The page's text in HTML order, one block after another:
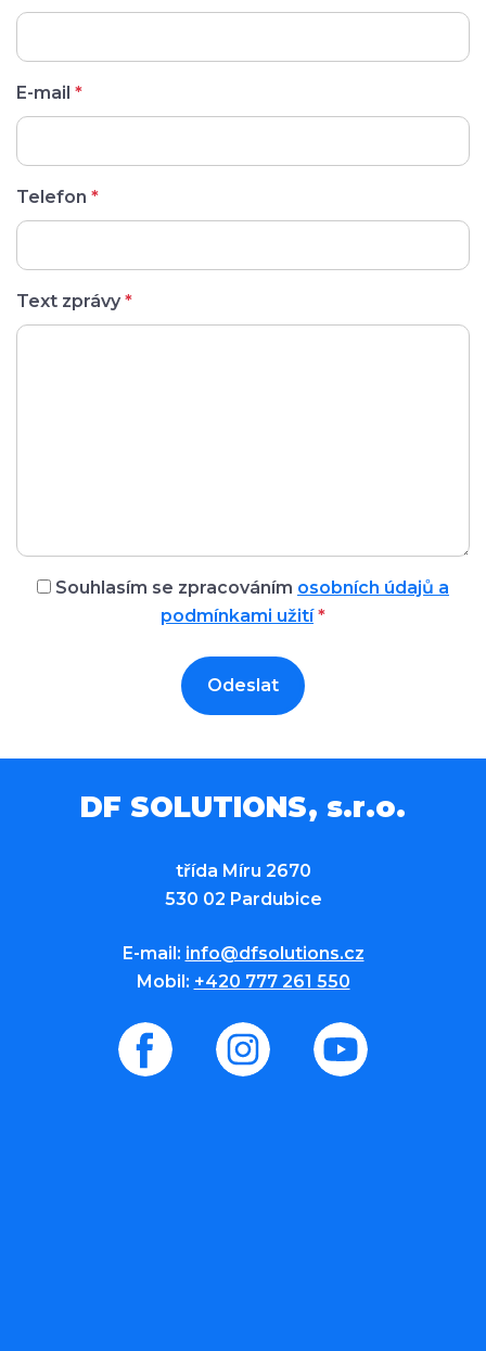
E-mail *
Telefon *
Text zprávy *
Souhlasím se zpracováním osobních údajů a
podmínkami užití *
Odeslat
DF SOLUTIONS, s.r.o.
třída Míru 2670
530 02 Pardubice
E-mail: info@dfsolutions.cz
Mobil: +420 777 261 550